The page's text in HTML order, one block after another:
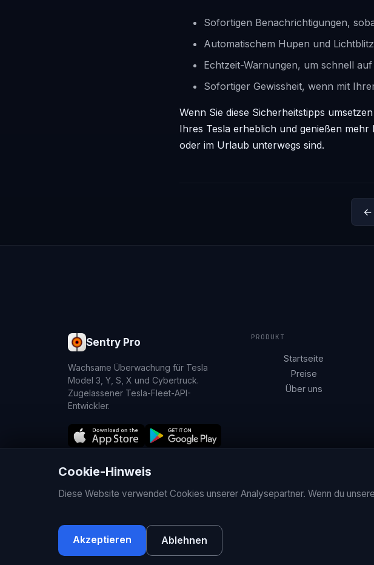
Sofortigen Benachrichtigungen,
Automatischem Hupen und
Echtzeit-Warnungen, um schnell
Sofortiger Gewissheit, wenn mit
Wenn Sie diese Sicherheitstipps
Ihres Tesla erheblich und genießen
oder im Urlaub unterwegs sind.
←
Sentry Pro
Wachsame Überwachung für Tesla
Model 3, Y, S, X und Cybertruck.
Zugelassener Tesla-Fleet-API-
Entwickler.
PRODUKT
Startseite
Preise
Über uns
© 2026 Sentry Brain S.M.P.C.
Cookie-Hinweis
Diese Website verwendet Cookies unserer Analysepartner. Wenn du
Akzeptieren Ablehnen